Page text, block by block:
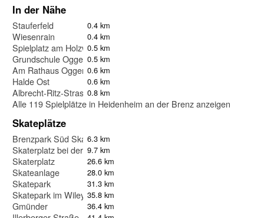
In der Nähe
Stauferfeld 0.4 km
Wiesenrain 0.4 km
Spielplatz am Holzweg0.5 km
Grundschule Oggenhausen
0.5 km
Am Rathaus Oggenhausen
0.6 km
Halde Ost 0.6 km
Albrecht-Ritz-Strasse0.8 km
Alle 119 Spielplätze in Heidenheim an der Brenz anzeigen
Skateplätze
Brenzpark Süd Skaterpark (Was für Spielplatz amk)
6.3 km
Skaterplatz bei der ehemaligen Kläranlage
9.7 km
Skaterplatz 26.6 km
Skateanlage 28.0 km
Skatepark 31.3 km
Skatepark im Wiley 35.8 km
Gmünder 36.4 km